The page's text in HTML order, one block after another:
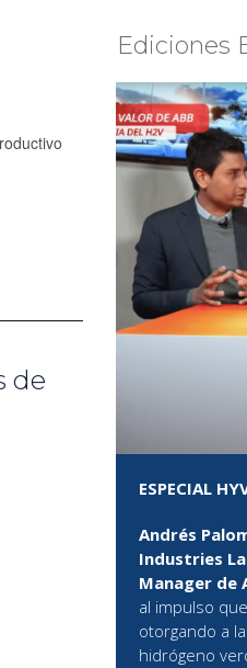
de
Ediciones
ESPECIAL
Andrés
Industries
Manager de
al impulso
otorgando a
hidrógeno